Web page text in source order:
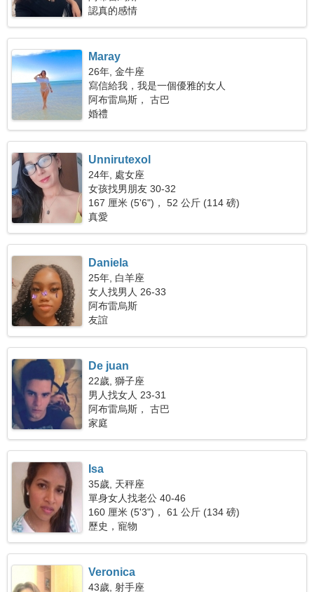
認真的感情
Maray
26年, 金牛座
寫信給我，我是一個優雅的女人
阿布雷烏斯， 古巴
婚禮
Unnirutexol
24年, 處女座
女孩找男朋友 30-32
167 厘米 (5'6")， 52 公斤 (114 磅)
真愛
Daniela
25年, 白羊座
女人找男人 26-33
阿布雷烏斯
友誼
De juan
22歲, 獅子座
男人找女人 23-31
阿布雷烏斯， 古巴
家庭
Isa
35歲, 天秤座
單身女人找老公 40-46
160 厘米 (5'3")， 61 公斤 (134 磅)
歷史，寵物
Veronica
43歲, 射手座